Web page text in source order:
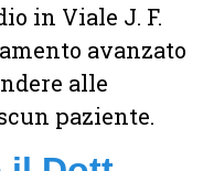
in Viale J. F.
avanzato
alle
paziente.